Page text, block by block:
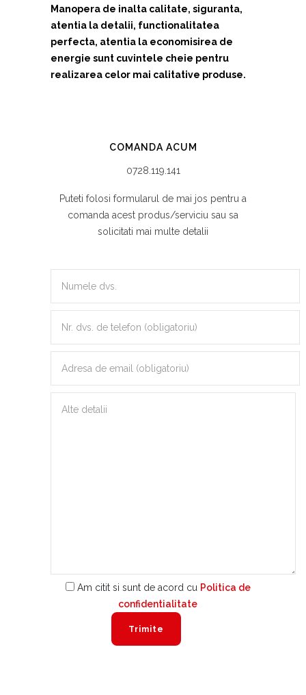
Manopera de inalta calitate, siguranta,
atentia la detalii, functionalitatea
perfecta, atentia la economisirea de
energie sunt cuvintele cheie pentru
realizarea celor mai calitative produse.
COMANDA ACUM
0728.119.141
Puteti folosi formularul de mai jos pentru a
comanda acest produs/serviciu sau sa
solicitati mai multe detalii
Am citit si sunt de acord cu Politica de
confidentialitate